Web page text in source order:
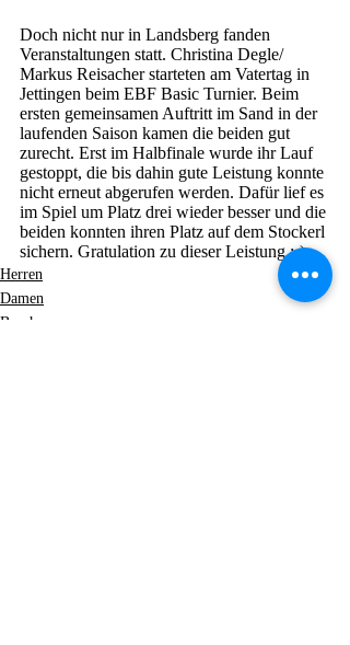
Doch nicht nur in Landsberg fanden
Veranstaltungen statt. Christina Degle/
Markus Reisacher starteten am Vatertag in
Jettingen beim EBF Basic Turnier. Beim
ersten gemeinsamen Auftritt im Sand in der
laufenden Saison kamen die beiden gut
zurecht. Erst im Halbfinale wurde ihr Lauf
gestoppt, die bis dahin gute Leistung konnte
nicht erneut abgerufen werden. Dafür lief es
im Spiel um Platz drei wieder besser und die
beiden konnten ihren Platz auf dem Stockerl
sichern. Gratulation zu dieser Leistung :-)
Herren
Damen
Beach